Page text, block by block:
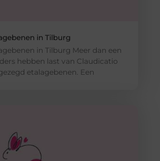
in Tilburg
in Tilburg Meer dan een
hebben last van Claudicatio
etalagebenen. Een